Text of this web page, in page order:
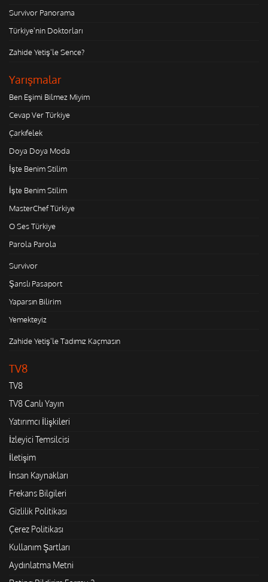
Survivor Panorama
Türkiye'nin Doktorları
Zahide Yetiş'le Sence?
Yarışmalar
Ben Eşimi Bilmez Miyim
Cevap Ver Türkiye
Çarkıfelek
Doya Doya Moda
İşte Benim Stilim
İşte Benim Stilim
MasterChef Türkiye
O Ses Türkiye
Parola Parola
Survivor
Şanslı Pasaport
Yaparsın Bilirim
Yemekteyiz
Zahide Yetiş'le Tadımız Kaçmasın
TV8
TV8
TV8 Canlı Yayın
Yatırımcı İlişkileri
İzleyici Temsilcisi
İletişim
İnsan Kaynakları
Frekans Bilgileri
Gizlilik Politikası
Çerez Politikası
Kullanım Şartları
Aydınlatma Metni